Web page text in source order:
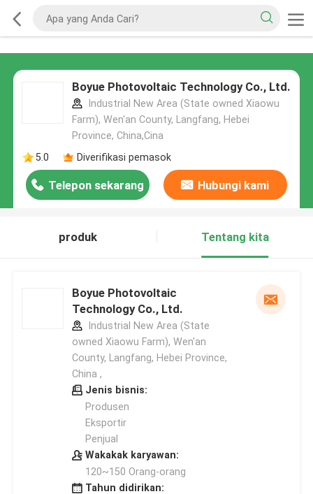
Boyue Photovoltaic Technology Co., Ltd.
Industrial New Area (State owned Xiaowu
Farm), Wen'an County, Langfang, Hebei
Province, China,Cina
5.0
Diverifikasi pemasok
Telepon sekarang Hubungi kami
produk Tentang kita
Boyue Photovoltaic
Technology Co., Ltd.
Industrial New Area (State
owned Xiaowu Farm), Wen'an
County, Langfang, Hebei Province,
China ,
Jenis bisnis:
Produsen
Eksportir
Penjual
Wakakak karyawan:
120~150 Orang-orang
Tahun didirikan: